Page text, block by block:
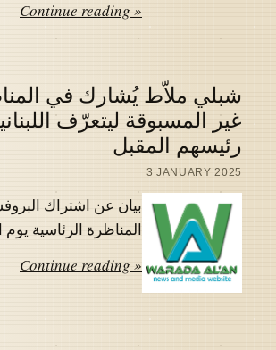
Continue reading »
شبلي ملاّط يُشارك في
غير المسبوقة ليتعرّف
رئيسهم المقبل
3 JANUARY 2025
بيان عن اشتراك
المناظرة الرئاسية يوم الاثنين
Continue reading »